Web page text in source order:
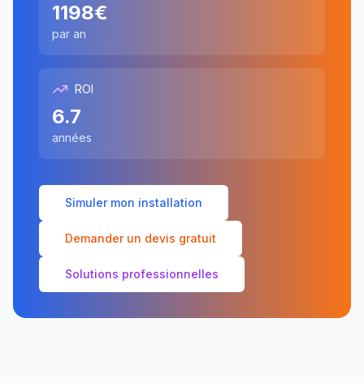
1198€
par an
ROI
6.7
années
Simuler mon installation
Demander un devis gratuit
Solutions professionnelles